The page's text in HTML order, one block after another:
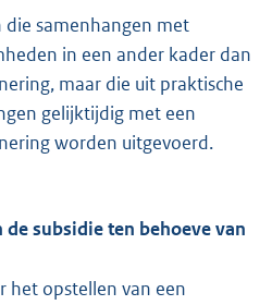
die samenhangen met
in een ander kader dan
maar die uit praktische
gelijktijdig met een
worden uitgevoerd.
subsidie ten behoeve van
het opstellen van een